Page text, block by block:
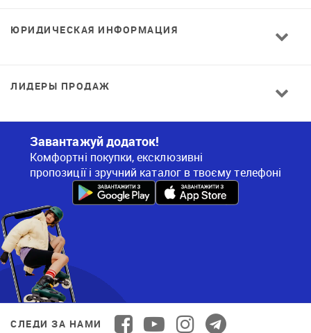
ЮРИДИЧЕСКАЯ ИНФОРМАЦИЯ
ЛИДЕРЫ ПРОДАЖ
Завантажуй додаток!
Комфортні покупки, ексклюзивні
пропозиції і зручний каталог в твоєму телефоні
СЛЕДИ ЗА НАМИ